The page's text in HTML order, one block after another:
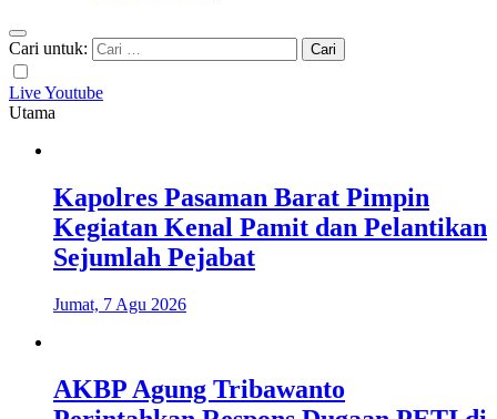
Cari untuk:
Live Youtube
Utama
Kapolres Pasaman Barat Pimpin
Kegiatan Kenal Pamit dan Pelantikan
Sejumlah Pejabat
Jumat, 7 Agu 2026
AKBP Agung Tribawanto